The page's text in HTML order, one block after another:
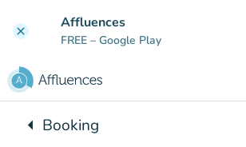
clear Affluences
FREE – Google Play
arrow_leftBack to:
Booking